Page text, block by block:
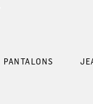
PANTALONS